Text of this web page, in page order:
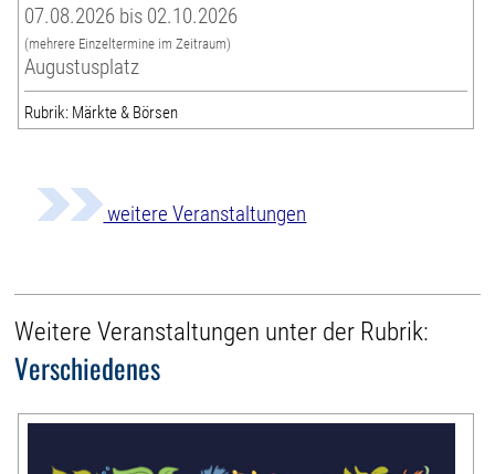
07.08.2026 bis 02.10.2026
(mehrere Einzeltermine im Zeitraum)
Augustusplatz
Rubrik: Märkte & Börsen
weitere Veranstaltungen
Weitere Veranstaltungen unter der Rubrik:
Verschiedenes